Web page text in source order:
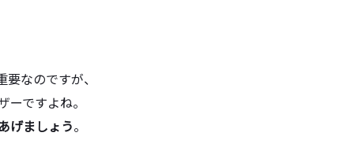
なのですが、
ですよね。
げましょう。